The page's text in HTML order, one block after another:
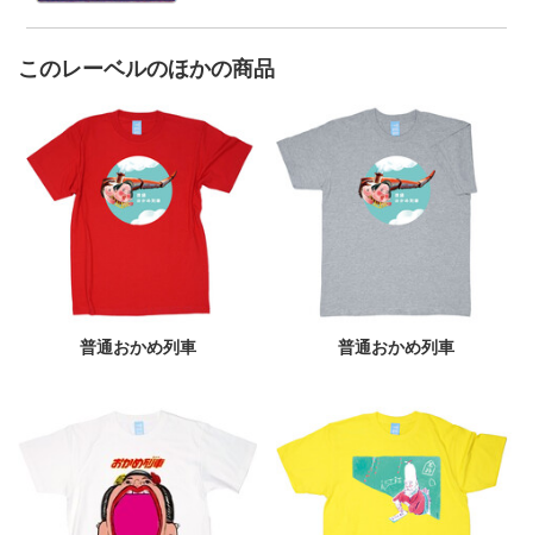
このレーベルのほかの商品
普通おかめ列車 普通おかめ列車